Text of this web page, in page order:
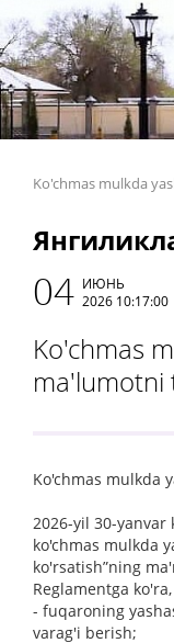
Ko'chmas mulkda
04 ИЮНЬ
2026 10:17:00
Ko'chmas
ma'lumotni
Ko'chmas mulkda
2026-yil 30-
ko'chmas mulkda
ko'rsatish”ning
Reglamentga
- fuqaroning
varag'i berish;